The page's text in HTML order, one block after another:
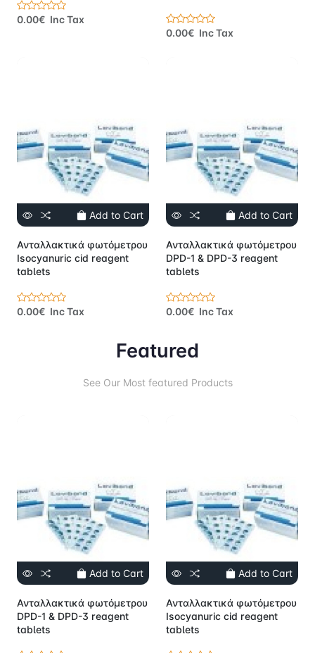
0.00€ Inc Tax
0.00€ Inc Tax
Add to Cart
Ανταλλακτικά φωτόμετρου
Isocyanuric cid reagent
tablets
0.00€ Inc Tax
Add to Cart
Ανταλλακτικά φωτόμετρου
DPD-1 & DPD-3 reagent
tablets
0.00€ Inc Tax
Featured
See Our Most featured Products
Add to Cart
Ανταλλακτικά φωτόμετρου
DPD-1 & DPD-3 reagent
tablets
Add to Cart
Ανταλλακτικά φωτόμετρου
Isocyanuric cid reagent
tablets